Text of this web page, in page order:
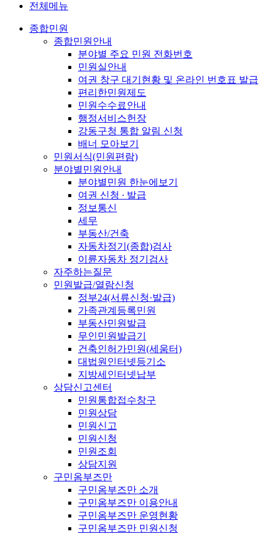
전체메뉴
종합민원
종합민원안내
분야별 주요 민원 전화번호
민원실안내
여권 창구 대기현황 및 온라인 번호표 발급
편리한민원제도
민원수수료안내
행정서비스헌장
강동구청 통합 알림 신청
배너 모아보기
민원서식(민원편람)
분야별민원안내
분야별민원 한눈에보기
여권 신청 ∙ 발급
정보통신
세무
부동산/건축
자동차정기(종합)검사
이륜자동차 정기검사
자주하는질문
민원발급/열람신청
정부24(서류신청·발급)
가족관계등록민원
부동산민원발급
무인민원발급기
건축인허가민원(세움터)
대법원인터넷등기소
지방세인터넷납부
상담신고센터
민원통합접수창구
민원상담
민원신고
민원신청
민원조회
상담지원
구민옴부즈만
구민옴부즈만 소개
구민옴부즈만 이용안내
구민옴부즈만 운영현황
구민옴부즈만 민원신청